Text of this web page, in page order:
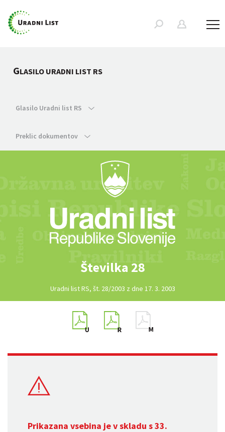
GLASILO URADNI LIST RS
Glasilo Uradni list RS
Preklic dokumentov
Številka 28
Uradni list RS, št. 28/2003 z dne 17. 3. 2003
Prikazana vsebina je v skladu s 33.